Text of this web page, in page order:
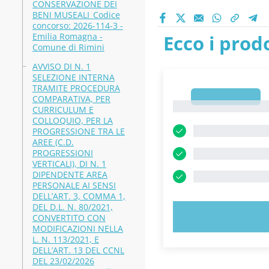
CONSERVAZIONE DEI
BENI MUSEALI_Codice
concorso: 2026-114-3 -
Emilia Romagna -
Comune di Rimini
AVVISO DI N. 1
SELEZIONE INTERNA
TRAMITE PROCEDURA
COMPARATIVA, PER
CURRICULUM E
COLLOQUIO, PER LA
PROGRESSIONE TRA LE
AREE (C.D.
PROGRESSIONI
VERTICALI), DI N. 1
DIPENDENTE AREA
PERSONALE AI SENSI
DELL’ART. 3, COMMA 1,
DEL D.L. N. 80/2021,
CONVERTITO CON
MODIFICAZIONI NELLA
L. N. 113/2021, E
DELL’ART. 13 DEL CCNL
DEL 23/02/2026
Ecco i